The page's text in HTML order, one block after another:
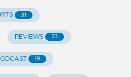
31
REVIEWS 23
19